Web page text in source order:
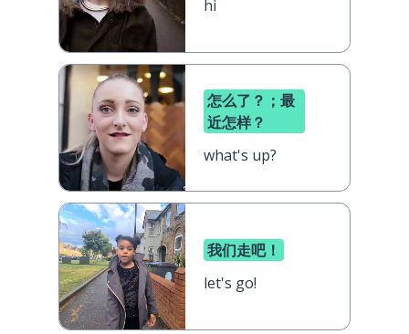
hi
怎么了？；最
近怎样？
what's up?
我们走吧！
let's go!